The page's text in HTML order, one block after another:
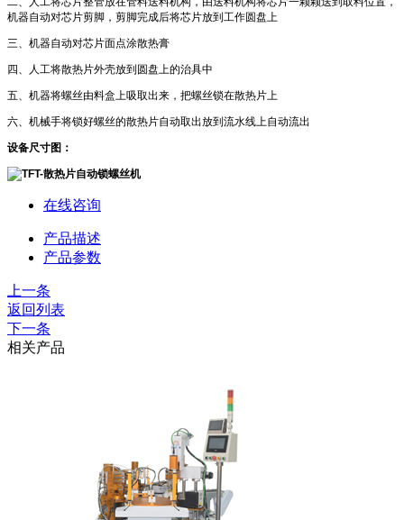
机器自动对芯片剪脚，剪脚完成后将芯片放到工作圆盘上
三、机器自动对芯片面点涂散热膏
四、人工将散热片外壳放到圆盘上的治具中
五、机器将螺丝由料盒上吸取出来，把螺丝锁在散热片上
六、机械手将锁好螺丝的散热片自动取出放到流水线上自动流出
设备尺寸图：
在线咨询
产品描述
产品参数
上一条
返回列表
下一条
相关产品